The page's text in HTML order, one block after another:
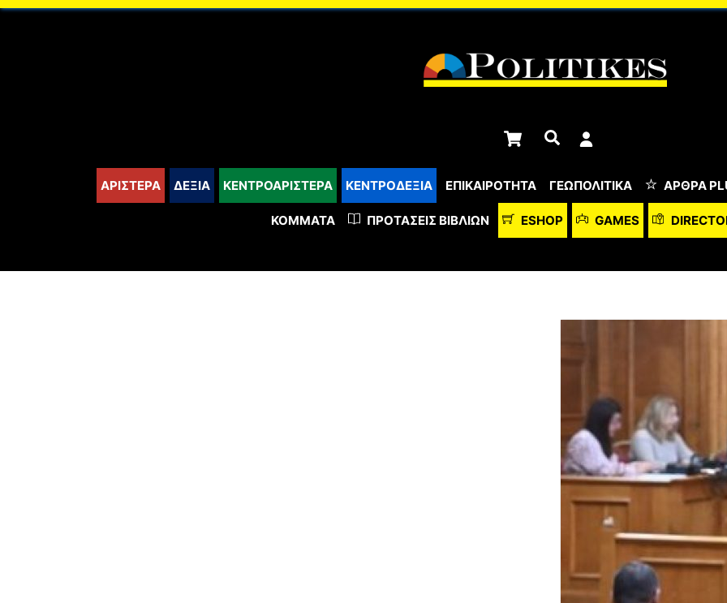
content
Cart Αναζήτηση
ΑΡΙΣΤΕΡΑ ΔΕΞΙΑ ΚΕΝΤΡΟΑΡΙΣΤΕΡΑ ΚΕΝΤΡΟΔΕΞΙΑ ΕΠΙΚΑΙΡΟΤΗΤΑ ΓΕΩΠΟΛΙΤΙΚΑ ΆΡΘΡΑ
ΚΌΜΜΑΤΑ ΠΡΟΤΆΣΕΙΣ ΒΙΒΛΊΩΝ ESHOP GAMES